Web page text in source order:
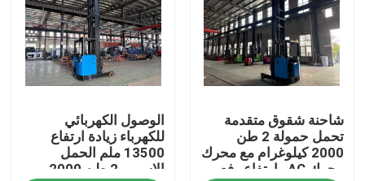
أشرطة فيديو
معلومات عنا
رقابة جودة
شاحنة شقوق متقدمة
تحمل حمولة 2 طن
2000 كيلوغرام مع محرك
محرك AC وارتفاع رفع
الوصول الكهربائي
للكهرباء زيادة ارتفاع
13500 ملم الحمل
الاسمي 2 طن 2000